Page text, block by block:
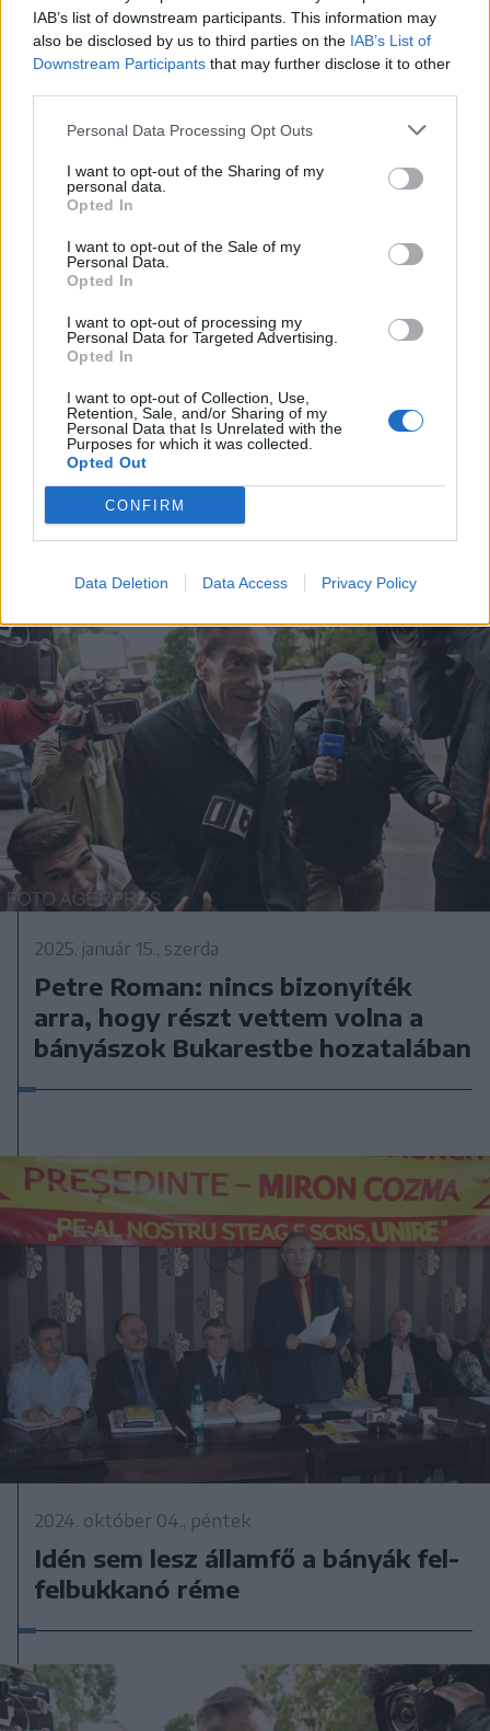
IAB’s list of downstream participants. This information may
also be disclosed by us to third parties on the IAB’s List of
Downstream Participants that may further disclose it to other
Personal Data Processing Opt Outs
I want to opt-out of the Sharing of my
personal data.
Opted In
I want to opt-out of the Sale of my
Personal Data.
Opted In
I want to opt-out of processing my
Personal Data for Targeted Advertising.
Opted In
I want to opt-out of Collection, Use,
Retention, Sale, and/or Sharing of my
Personal Data that Is Unrelated with the
Purposes for which it was collected.
Opted Out
CONFIRM
Data Deletion Data Access Privacy Policy
2025. január 15., szerda
Bányászjárás: emberiesség elleni
bűncselekmények miatt indul újra
büntetőeljárás Iliescu és Roman
2025. január 15., szerda
Petre Roman: nincs bizonyíték
arra, hogy részt vettem volna a
bányászok Bukarestbe hozatalában
2024. október 04., péntek
Idén sem lesz államfő a bányák fel-
felbukkanó réme